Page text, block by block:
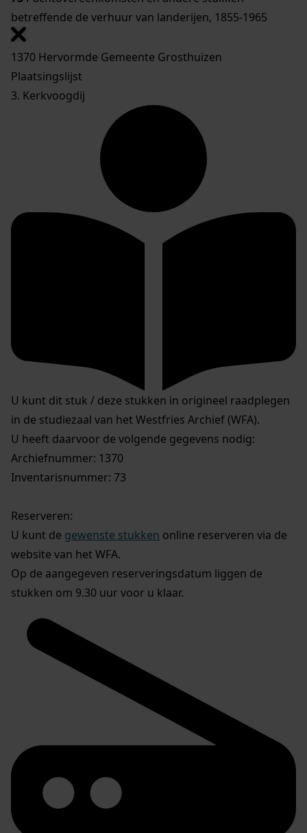
betreffende de verhuur van landerijen, 1855-1965
1370 Hervormde Gemeente Grosthuizen
Plaatsingslijst
3. Kerkvoogdij
U kunt dit stuk / deze stukken in origineel raadplegen
in de studiezaal van het Westfries Archief (WFA).
U heeft daarvoor de volgende gegevens nodig:
Archiefnummer: 1370
Inventarisnummer: 73
Reserveren:
U kunt de gewenste stukken online reserveren via de
website van het WFA.
Op de aangegeven reserveringsdatum liggen de
stukken om 9.30 uur voor u klaar.